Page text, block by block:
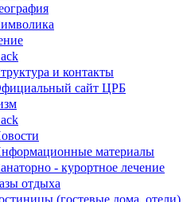
и контакты
сайт ЦРБ
материалы
- курортное лечение
отдыха
(гостевые дома, отели)